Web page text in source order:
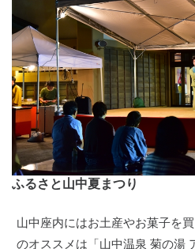
ふるさと山中夏まつり
山中座内にはお土産やお菓子を
のオススメは「山中温泉 菊の湯